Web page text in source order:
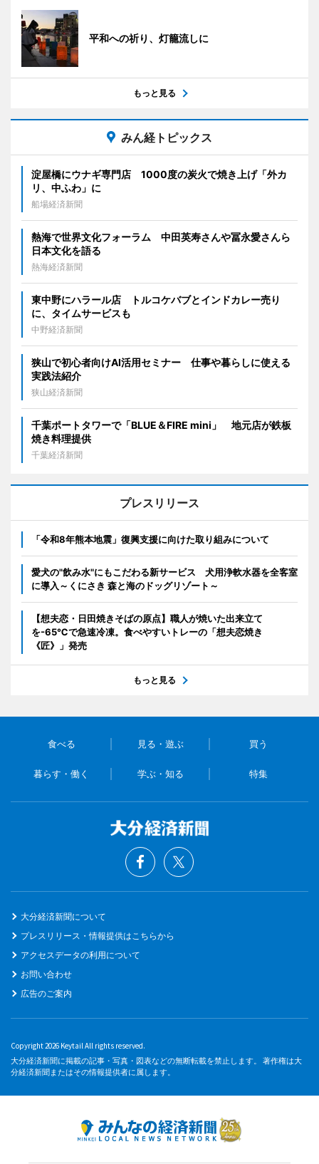
平和への祈り、灯籠流しに
もっと見る
みん経トピックス
淀屋橋にウナギ専門店 1000度の炭火で焼き上げ「外カ
リ、中ふわ」に
船場経済新聞
熱海で世界文化フォーラム 中田英寿さんや冨永愛さんら
日本文化を語る
熱海経済新聞
東中野にハラール店 トルコケバブとインドカレー売り
に、タイムサービスも
中野経済新聞
狭山で初心者向けAI活用セミナー 仕事や暮らしに使える
実践法紹介
狭山経済新聞
千葉ポートタワーで「BLUE＆FIRE mini」 地元店が鉄板
焼き料理提供
千葉経済新聞
プレスリリース
「令和8年熊本地震」復興支援に向けた取り組みについて
愛犬の"飲み水"にもこだわる新サービス 犬用浄軟水器を全客室
に導入～くにさき 森と海のドッグリゾート～
【想夫恋・日田焼きそばの原点】職人が焼いた出来立て
を-65℃で急速冷凍。食べやすいトレーの「想夫恋焼き
《匠》」発売
もっと見る
食べる 見る・遊ぶ 買う
暮らす・働く 学ぶ・知る 特集
大分経済新聞について
プレスリリース・情報提供はこちらから
アクセスデータの利用について
お問い合わせ
広告のご案内
Copyright 2026 Keytail All rights reserved.
大分経済新聞に掲載の記事・写真・図表などの無断転載を禁止します。 著作権は大
分経済新聞またはその情報提供者に属します。